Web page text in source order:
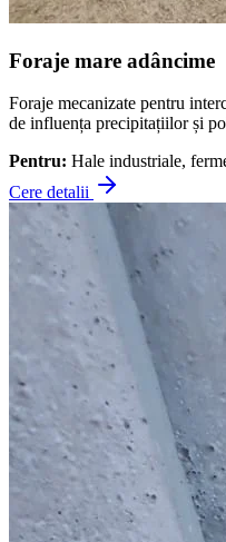
Foraje mare adâncime
Foraje mecanizate pentru
de influența precipitațiilor și
Pentru: Hale industriale,
Cere detalii